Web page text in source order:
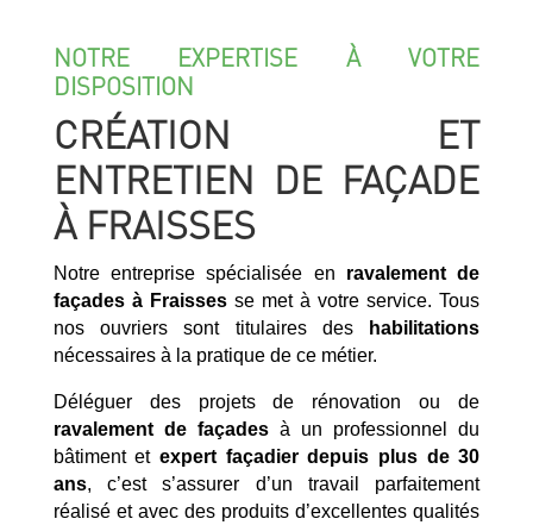
NOTRE EXPERTISE À VOTRE
DISPOSITION
CRÉATION ET
ENTRETIEN DE FAÇADE
À FRAISSES
Notre entreprise spécialisée en ravalement de
façades à Fraissesse met à votre service. Tous
nos ouvriers sont titulaires des
habilitations
nécessaires à la pratique de ce métier.
Déléguer des projets de rénovation ou de
ravalement de façadesà un professionnel du
bâtiment etexpert façadier depuis plus de 30
ans, c’est s’assurer d’un travail parfaitement
réalisé et avec des produits d’excellentes qualités